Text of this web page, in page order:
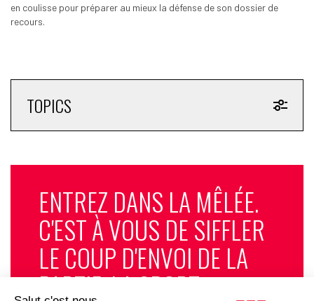
en coulisse pour préparer au mieux la défense de son dossier de
recours.
TOPICS
ENTREZ DANS LA MÊLÉE.
C'EST À VOUS DE SIFFLER
LE COUP D'ENVOI DE LA
PARTIE. LA SPORT